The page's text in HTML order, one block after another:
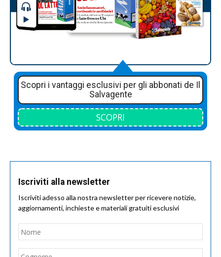
Scopri i vantaggi esclusivi per gli abbonati de Il
Salvagente
SCOPRI
Iscriviti alla newsletter
Iscriviti adesso alla nostra newsletter per ricevere notizie,
aggiornamenti, inchieste e materiali gratuiti esclusivi
Nome